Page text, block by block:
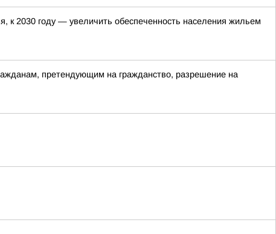
к 2030 году — увеличить обеспеченность населения жильем
претендующим на гражданство, разрешение на